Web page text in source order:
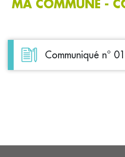
MA COMMUNE -
Communiqué n°